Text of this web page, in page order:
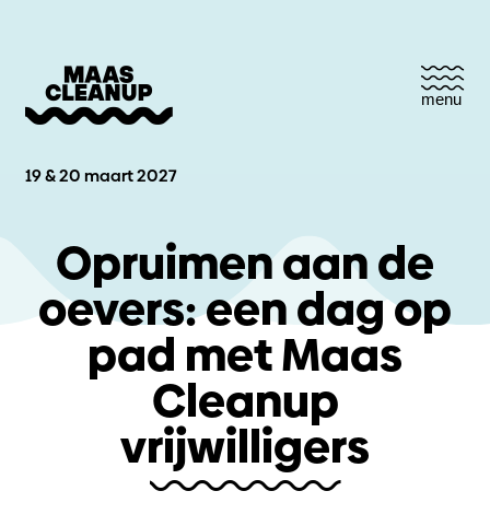
menu
19 & 20 maart 2027
Opruimen aan de
oevers: een dag op
pad met Maas
Cleanup
vrijwilligers